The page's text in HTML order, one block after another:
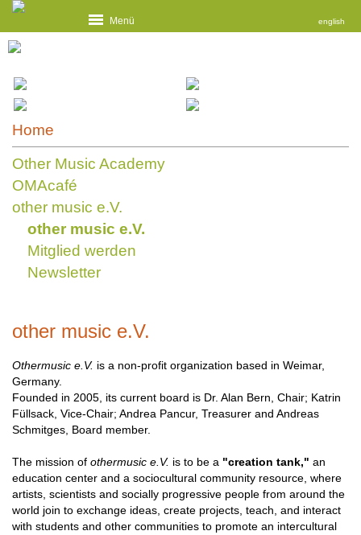
english
Menü
Home
Other Music Academy
OMAcafé
other music e.V.
other music e.V.
Mitglied werden
Newsletter
other music e.V.
Othermusic e.V. is a non-profit organization based in Weimar,
Germany.
Founded in 2005, its current board is Dr. Alan Bern, Chair; Katrin
Füllsack, Vice-Chair; Andrea Pancur, Treasurer and Andreas
Schmitges, Board member.
The mission of othermusic e.V. is to be a "creation tank," an
education center and a sociocultural community resource, where
artists, scientists and socially progressive people from around the
world join to exchange ideas, create projects, teach, and interact
with students and other communities to promote an intercultural